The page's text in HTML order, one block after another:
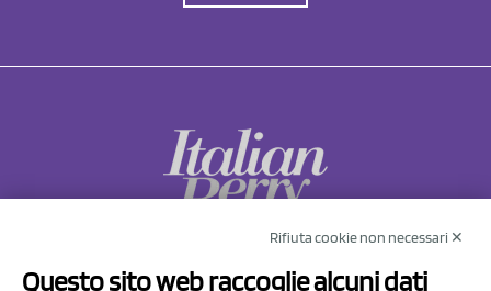
Rifiuta cookie non necessari ✕
Questo sito web raccoglie alcuni dati